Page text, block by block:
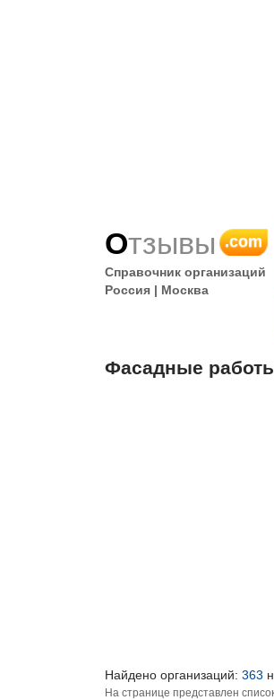
Отзывы .com
Справочник организаций
Россия | Москва
Фасадные
Найдено организаций: 363
На странице представлен